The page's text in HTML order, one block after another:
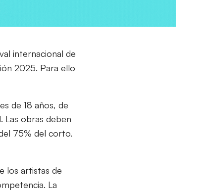
internacional de
2025. Para ello
de 18 años, de
Las obras deben
75% del corto.
los artistas de
La